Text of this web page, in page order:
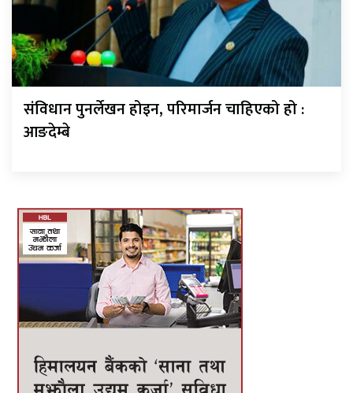
संविधान पुनर्लेखन होइन, परिमार्जन चाहिएको हो :
आङदेम्बे